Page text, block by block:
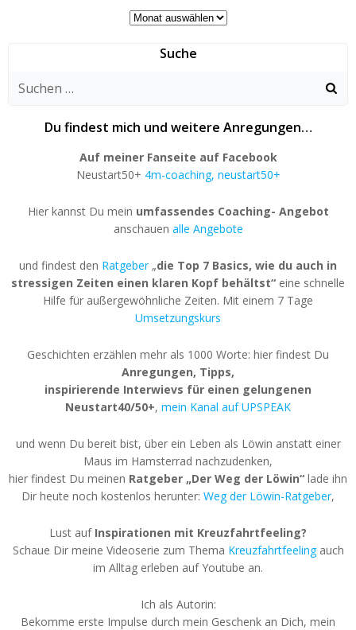
Archive
Suche
Du findest mich und weitere Anregungen…
Auf meiner Fanseite auf Facebook
Neustart50+ 4m-coaching, neustart50+
Hier kannst Du mein umfassendes Coaching- Angebot
anschauen alle Angebote
und findest den Ratgeber„die Top 7 Basics, wie du auch in
stressigen Zeiten einen klaren Kopf behältst“ eine schnelle
Hilfe für außergewöhnliche Zeiten. Mit einem 7 Tage
Umsetzungskurs
Geschichten erzählen mehr als 1000 Worte: hier findest Du
Anregungen, Tipps,
inspirierende Interwievs für einen gelungenen
Neustart40/50+, mein Kanal auf UPSPEAK
und wenn Du bereit bist, über ein Leben als Löwin anstatt einer
Maus im Hamsterrad nachzudenken,
hier findest Du meinen Ratgeber „Der Weg der Löwin“ lade ihn
Dir heute noch kostenlos herunter: Weg der Löwin-Ratgeber,
Lust auf Inspirationen mit Kreuzfahrtfeeling?
Schaue Dir meine Videoserie zum Thema Kreuzfahrtfeelingauch
im Alltag erleben auf Youtube an.
Ich als Autorin:
Bekomme erste Impulse durch mein Geschenk an Dich, mein